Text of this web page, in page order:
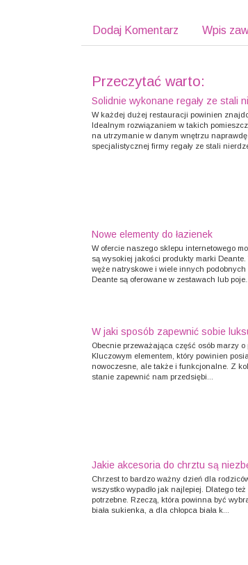
Dodaj Komentarz Wpis
Przeczytać warto:
Solidnie wykonane regały ze stali
W każdej dużej restauracji powinien
Idealnym rozwiązaniem w takich
na utrzymanie w danym wnętrzu
specjalistycznej firmy regały ze stali
Nowe elementy do łazienek
W ofercie naszego sklepu internetowego
są wysokiej jakości produkty marki
węże natryskowe i wiele innych
Deante są oferowane w zestawach lub poje...
W jaki sposób zapewnić sobie
Obecnie przeważająca część osób marzy
Kluczowym elementem, który powinien
nowoczesne, ale także i funkcjonalne. Z
stanie zapewnić nam przedsiębi...
Jakie akcesoria do chrztu są
Chrzest to bardzo ważny dzień dla
wszystko wypadło jak najlepiej. Dlatego
potrzebne. Rzeczą, która powinna być
biała sukienka, a dla chłopca biała k...